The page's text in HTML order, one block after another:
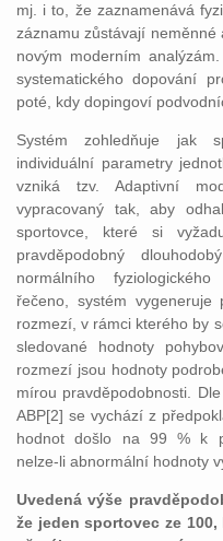
mj. i to, že zaznamenává
záznamu zůstávají
novým moderním
systematického dopování
poté, kdy dopingoví
Systém zohledňuje jak
individuální parametry
vzniká tzv. Adaptivní
vypracovaný tak, aby
sportovce, které si
pravděpodobný
normálního
řečeno, systém vygeneruje
rozmezí, v rámci kterého by
sledované hodnoty
rozmezí jsou hodnoty
mírou pravděpodobnosti.
ABP[2] se vychází z
hodnot došlo na 99 % k
nelze-li abnormální hodnoty
Uvedená výše
že jeden sportovec ze